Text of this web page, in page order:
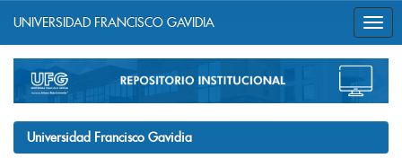
navigation
UNIVERSIDAD FRANCISCO GAVIDIA
Universidad Francisco Gavidia